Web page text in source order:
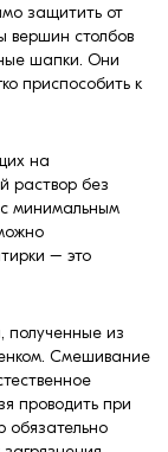
защитить от
вершин столбов
шапки. Они
приспособить к
на
раствор без
с минимальным
– это
полученные из
Смешивание
проводить при